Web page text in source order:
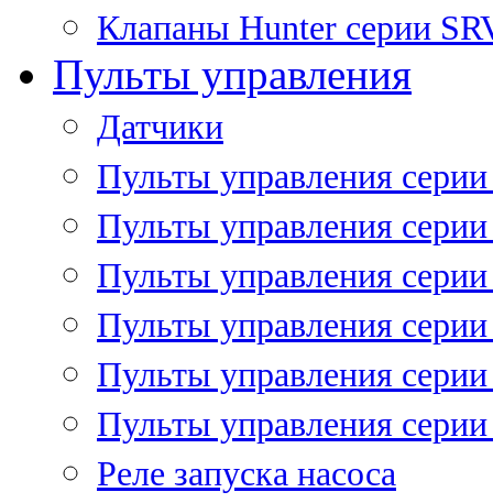
Клапаны Hunter серии
Пульты управления
Датчики
Пульты управления
Пульты управления
Пульты управления
Пульты управления
Пульты управления
Пульты управления
Реле запуска насоса